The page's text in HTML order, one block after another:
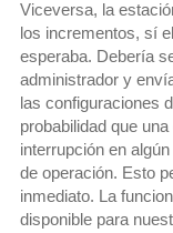
Viceversa, la
los incrementos, sí
esperaba. Debería
administrador y
las configuraciones
probabilidad que
interrupción en
de operación. Esto
inmediato. La
disponible para